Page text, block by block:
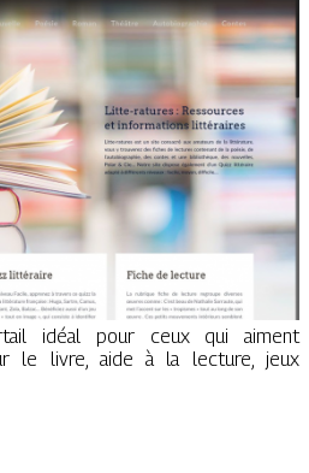
idéal pour ceux qui aiment
le livre, aide à la lecture, jeux